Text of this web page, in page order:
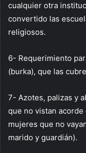
cualquier otra
convertido las
religiosos.
6- Requerimiento
(burka), que las
7- Azotes, palizas y
que no vistan
mujeres que no
marido y guardián).